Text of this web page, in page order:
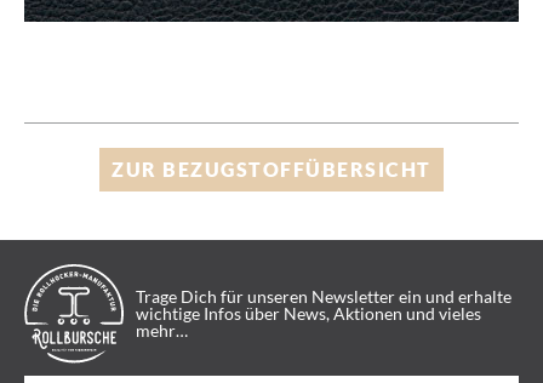
ZUR BEZUGSTOFFÜBERSICHT
Trage Dich für unseren Newsletter ein und erhalte
wichtige Infos über News, Aktionen und vieles
mehr…